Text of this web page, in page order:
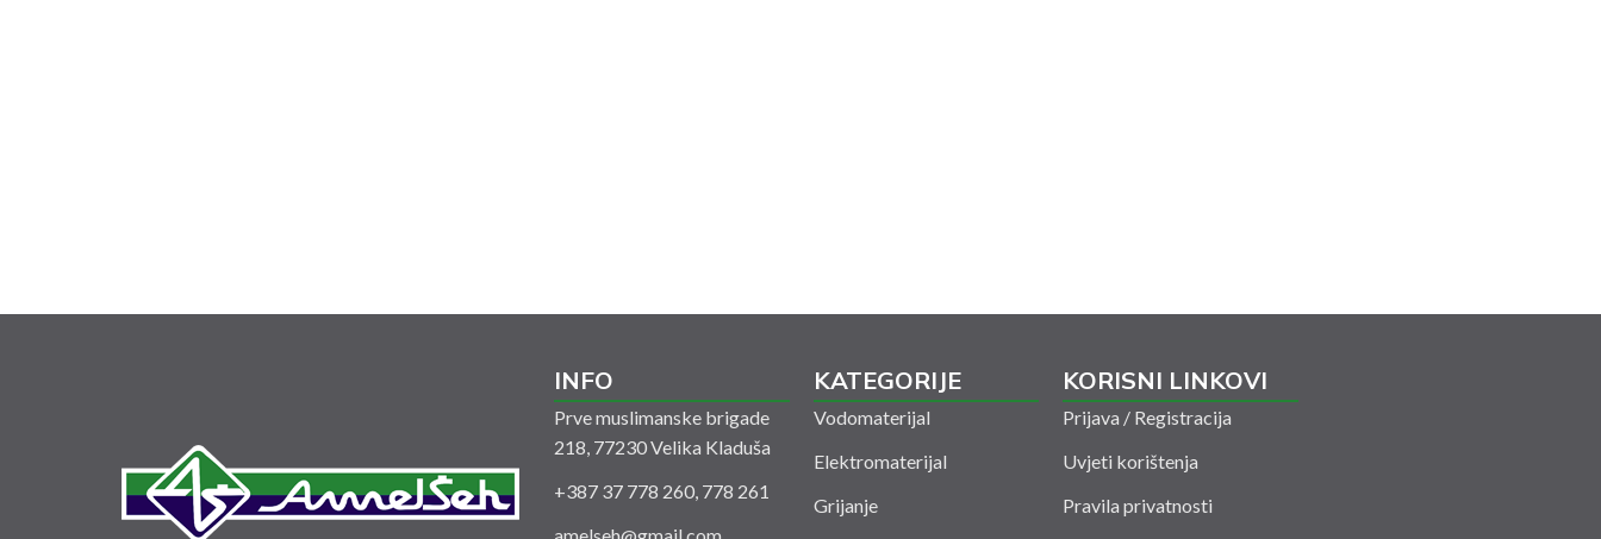
INFO
Prve muslimanske brigade
218, 77230 Velika Kladuša
+387 37 778 260, 778 261
KATEGORIJE
Vodomaterijal
Elektromaterijal
Grijanje
KORISNI LINKOVI
Prijava / Registracija
Uvjeti korištenja
Pravila privatnosti